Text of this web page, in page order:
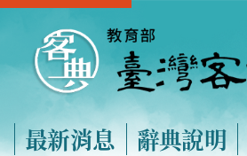
最新消息 辭典說明